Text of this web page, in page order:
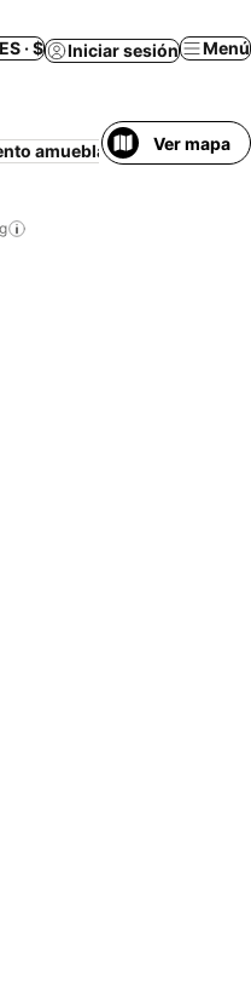
ES · $ Iniciar sesión Menú
amueblado Spa Piscina
Ver mapa